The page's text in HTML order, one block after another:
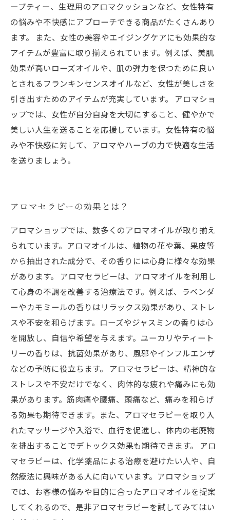
ーブティー、生理用のアロマクッションなど、女性特有
の悩みや不快感にアプローチできる商品がたくさんあり
ます。 また、女性の美容やエイジングケアにも効果的な
アイテムが豊富に取り揃えられています。例えば、美肌
効果が高いローズオイルや、肌の弾力を保つために良い
とされるフランキンセンスオイルなど、女性が美しさを
引き出すためのアイテムが充実しています。 アロマショ
ップでは、女性が自分自身を大切にすること、健やかで
美しい人生を送ることを応援しています。女性特有の悩
みや不快感に対して、アロマやハーブの力で快適な生活
を送りましょう。
アロマセラピーの効果とは？
アロマショップでは、数多くのアロマオイルが取り揃え
られています。アロマオイルは、植物の花や葉、果皮等
から抽出された成分で、その香りには心身に様々な効果
があります。 アロマセラピーは、アロマオイルを利用し
て心身の不調を改善する治療法です。例えば、ラベンダ
ーやカモミールの香りはリラックス効果があり、ストレ
スや不安を和らげます。ローズやジャスミンの香りは心
を開放し、自信や希望を与えます。ユーカリやティート
リーの香りは、抗菌効果があり、風邪やインフルエンザ
などの予防に役立ちます。 アロマセラピーは、精神的な
ストレスや不安だけでなく、肉体的な疲れや痛みにも効
果があります。筋肉痛や腰痛、頭痛など、痛みを和らげ
る効果も期待できます。また、アロマセラピーを取り入
れたマッサージや入浴で、血行を促進し、体内の老廃物
を排出することでデトックス効果も期待できます。 アロ
マセラピーは、化学薬品による治療を避けたい人や、自
然療法に興味がある人に向いています。アロマショップ
では、お客様の悩みや目的に合ったアロマオイルを提案
してくれるので、是非アロマセラピーを試してみてはい